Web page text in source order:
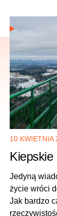
10 KWIETNIA
Jedyną
życie wróci
Jak bardzo